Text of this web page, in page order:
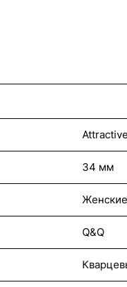
34 мм
Женские
Q&Q